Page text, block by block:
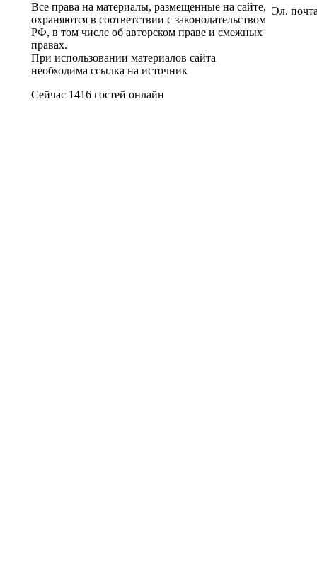
Все права на материалы, размещенные на сайте,
охраняются в соответствии с законодательством
РФ, в том числе об авторском праве и смежных
правах.
При использовании материалов сайта
необходима ссылка на источник
Сейчас 1416 гостей онлайн
Эл.